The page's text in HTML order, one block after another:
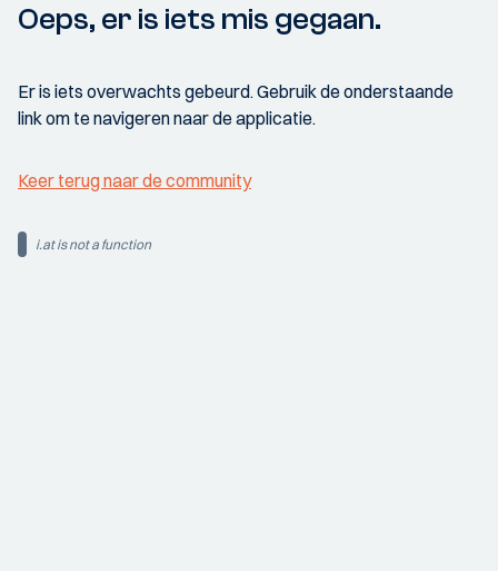
Oeps, er is iets mis gegaan.
Er is iets overwachts gebeurd. Gebruik de onderstaande
link om te navigeren naar de applicatie.
Keer terug naar de community
i.at is not a function